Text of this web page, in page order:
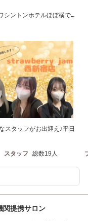
シントンホテルほぼ横で
スタッフがお出迎え♪平日
スタッフ 総数19人
提携サロン